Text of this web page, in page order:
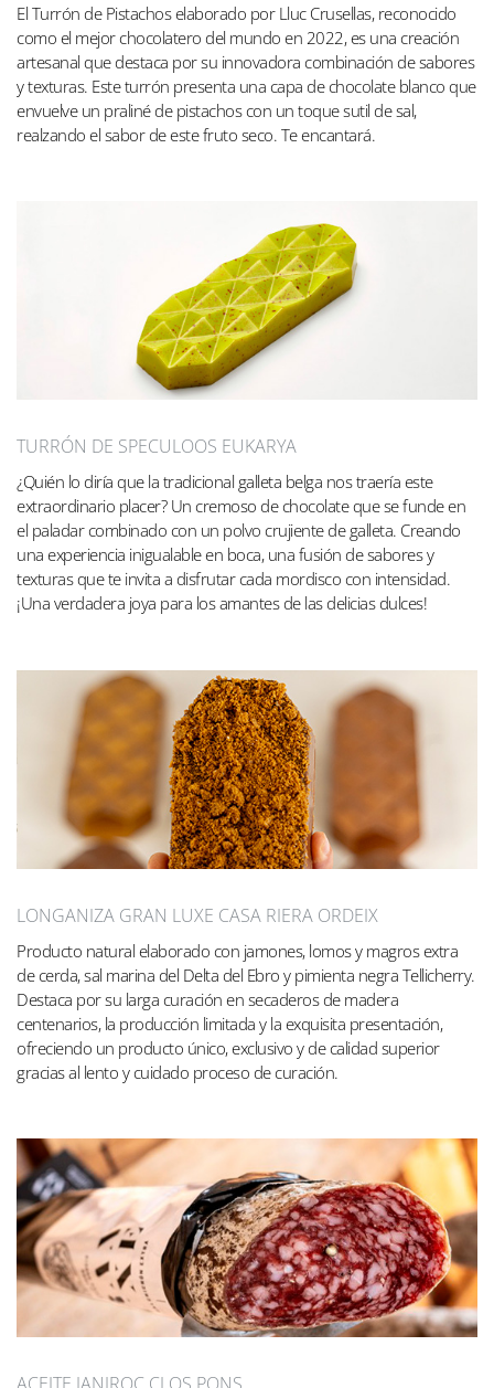
El Turrón de Pistachos elaborado por Lluc Crusellas, reconocido
como el mejor chocolatero del mundo en 2022, es una creación
artesanal que destaca por su innovadora combinación de sabores
y texturas. Este turrón presenta una capa de chocolate blanco que
envuelve un praliné de pistachos con un toque sutil de sal,
realzando el sabor de este fruto seco. Te encantará.
TURRÓN DE SPECULOOS EUKARYA
¿Quién lo diría que la tradicional galleta belga nos traería este
extraordinario placer? Un cremoso de chocolate que se funde en
el paladar combinado con un polvo crujiente de galleta. Creando
una experiencia inigualable en boca, una fusión de sabores y
texturas que te invita a disfrutar cada mordisco con intensidad.
¡Una verdadera joya para los amantes de las delicias dulces!
LONGANIZA GRAN LUXE CASA RIERA ORDEIX
Producto natural elaborado con jamones, lomos y magros extra
de cerda, sal marina del Delta del Ebro y pimienta negra Tellicherry.
Destaca por su larga curación en secaderos de madera
centenarios, la producción limitada y la exquisita presentación,
ofreciendo un producto único, exclusivo y de calidad superior
gracias al lento y cuidado proceso de curación.